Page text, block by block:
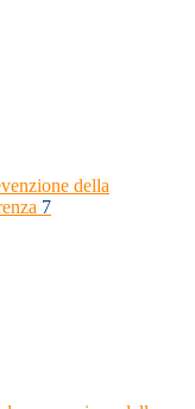
della
7